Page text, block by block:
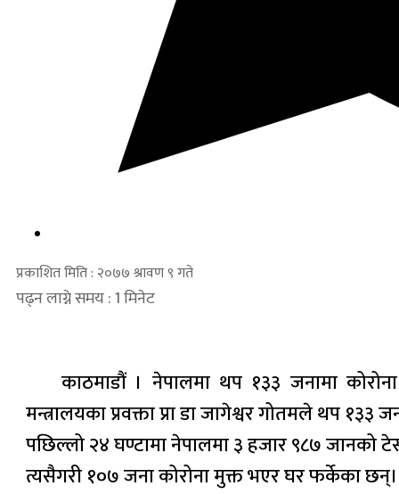
प्रकाशित मिति : २०७७ श्रावण ९ गते
पढ्न लाग्ने समय : 1 मिनेट
काठमाडौं । नेपालमा थप १३३ जनामा
मन्त्रालयका प्रवक्ता प्रा डा जागेश्वर गोतमले थप १३३
पछिल्लो २४ घण्टामा नेपालमा ३ हजार ९८७ जानको
त्यसैगरी १०७ जना कोरोना मुक्त भएर घर फर्केका